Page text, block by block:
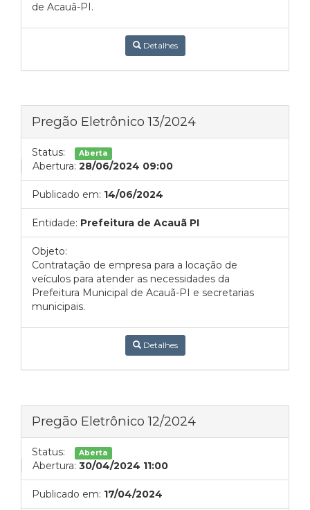
de Acauã-PI.
Detalhes
Pregão Eletrônico 13/2024
Status: Aberta
Abertura: 28/06/2024 09:00
Publicado em: 14/06/2024
Entidade: Prefeitura de Acauã PI
Objeto:
Contratação de empresa para a locação de
veículos para atender as necessidades da
Prefeitura Municipal de Acauã-PI e secretarias
municipais.
Detalhes
Pregão Eletrônico 12/2024
Status: Aberta
Abertura: 30/04/2024 11:00
Publicado em: 17/04/2024